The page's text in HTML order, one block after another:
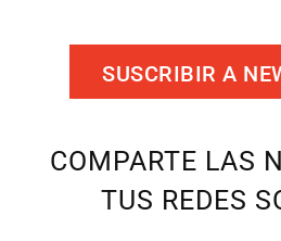
SUSCRIBIR A
COMPARTE LAS
TUS REDES